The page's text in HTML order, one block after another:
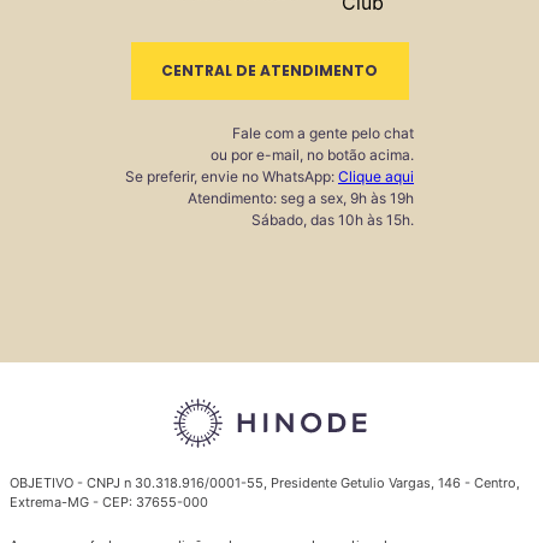
CENTRAL DE ATENDIMENTO
Fale com a gente pelo chat
ou por e-mail, no botão acima.
Se preferir, envie no WhatsApp: Clique aqui
Atendimento: seg a sex, 9h às 19h
Sábado, das 10h às 15h.
OBJETIVO - CNPJ n 30.318.916/0001-55, Presidente Getulio Vargas, 146 - Centro,
Extrema-MG - CEP: 37655-000